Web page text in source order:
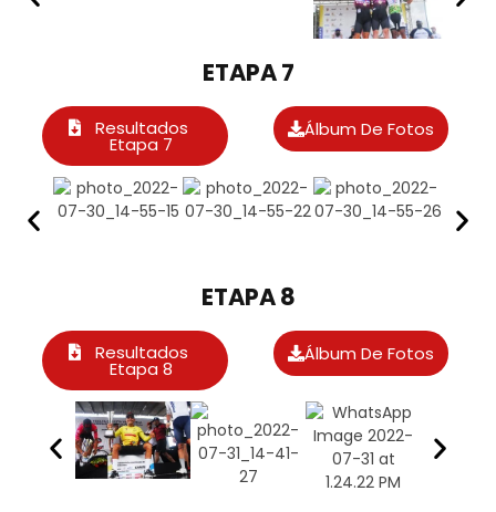
ETAPA 7
Resultados
Etapa 7
Álbum De Fotos
ETAPA 8
Resultados
Etapa 8
Álbum De Fotos